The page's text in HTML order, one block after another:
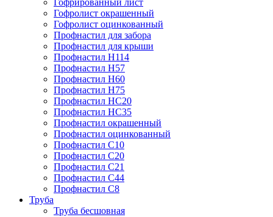
Гофрированный лист
Гофролист окрашенный
Гофролист оцинкованный
Профнастил для забора
Профнастил для крыши
Профнастил Н114
Профнастил Н57
Профнастил Н60
Профнастил Н75
Профнастил НС20
Профнастил НС35
Профнастил окрашенный
Профнастил оцинкованный
Профнастил С10
Профнастил С20
Профнастил С21
Профнастил С44
Профнастил С8
Труба
Труба бесшовная